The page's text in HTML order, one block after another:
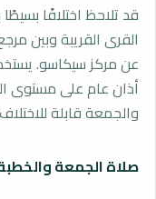
قد تلاحظ اختلافًا
القرى القريبة وبين
عن مركز سيكاسو.
أذان عام على مستوى
والجمعة قابلة
صلاة الجمعة